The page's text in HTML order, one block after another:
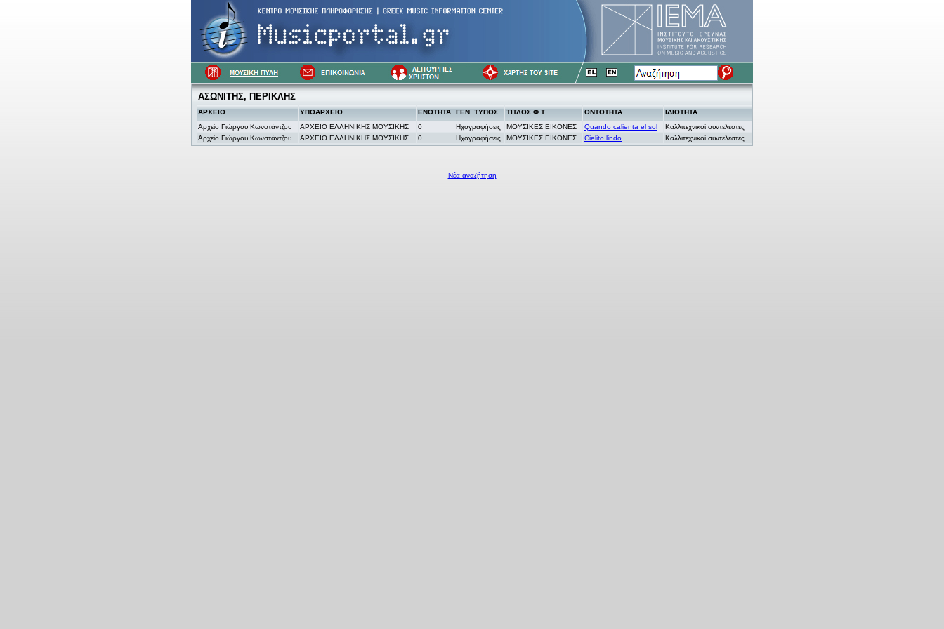
ΑΣΩΝΙΤΗΣ, ΠΕΡΙΚΛΗΣ
ΑΡΧΕΙΟ ΥΠΟΑΡΧΕΙΟ ΕΝΟΤΗΤΑ ΓΕΝ. ΤΥΠΟΣ ΤΙΤΛΟΣ Φ.Τ. ΟΝΤΟΤΗΤΑ
ΙΔΙΟΤΗΤΑ
Αρχείο Γιώργου Κωνστάντζου
ΑΡΧΕΙΟ ΕΛΛΗΝΙΚΗΣ ΜΟΥΣΙΚΗΣ 0 Ηχογραφήσεις ΜΟΥΣΙΚΕΣ ΕΙΚΟΝΕΣ Quando calienta el sol
Καλλιτεχνικοί συντελεστές
Αρχείο Γιώργου Κωνστάντζου
ΑΡΧΕΙΟ ΕΛΛΗΝΙΚΗΣ ΜΟΥΣΙΚΗΣ 0 Ηχογραφήσεις ΜΟΥΣΙΚΕΣ ΕΙΚΟΝΕΣ Cielito lindo Καλλιτεχνικοί συντελεστές
Νέα αναζήτηση